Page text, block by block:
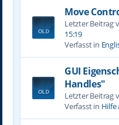
Move
Letzter Beitrag
15:19
Verfasst in
GUI
Handles"
Letzter Beitrag
Verfasst in